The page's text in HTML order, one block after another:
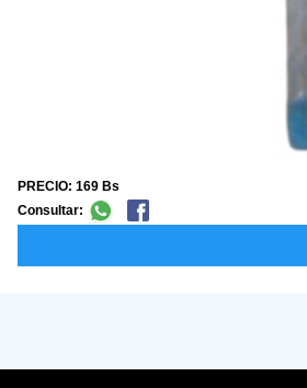
PRECIO: 169 Bs
Consultar: